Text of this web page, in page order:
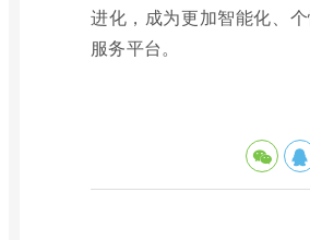
进化，成为更加智能化、
服务平台。